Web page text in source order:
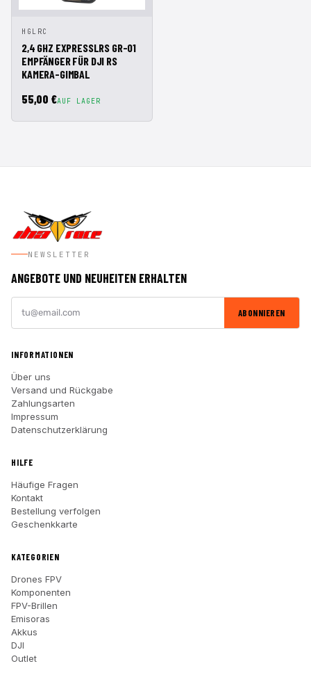
SCHNELLANSICHT
WARENKORB
HGLRC
2,4 GHZ EXPRESSLRS GR-01
EMPFÄNGER FÜR DJI RS
KAMERA-GIMBAL
55,00 €AUF LAGER
NEWSLETTER
ANGEBOTE UND NEUHEITEN ERHALTEN
ABONNIEREN
INFORMATIONEN
Über uns
Versand und Rückgabe
Zahlungsarten
Impressum
Datenschutzerklärung
HILFE
Häufige Fragen
Kontakt
Bestellung verfolgen
Geschenkkarte
KATEGORIEN
Drones FPV
Komponenten
FPV-Brillen
Emisoras
Akkus
DJI
Outlet